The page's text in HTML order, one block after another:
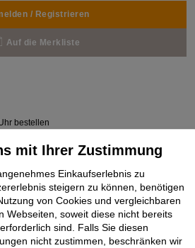
/ Registrieren
Auf die Merkliste
bestellen
Vorgabe
mit Ihrer Zustimmung
Einkaufserlebnis zu
steigern zu können, benötigen
von Cookies und vergleichbaren
Webseiten, soweit diese nicht bereits
sind. Falls Sie diesen
nicht zustimmen, beschränken wir